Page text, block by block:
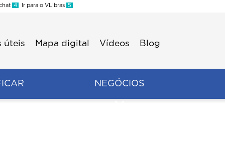
4 Ir para o VLibras 5
úteis Mapa digital Vídeos Blog
NEGÓCIOS